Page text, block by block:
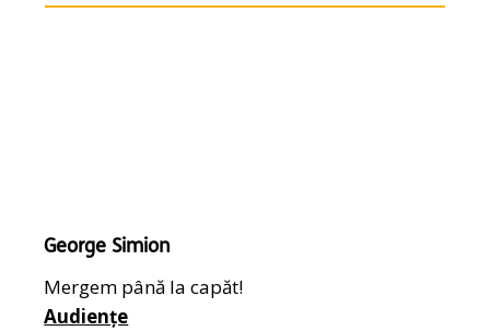
George Simion
Mergem până la capăt!
Audiențe